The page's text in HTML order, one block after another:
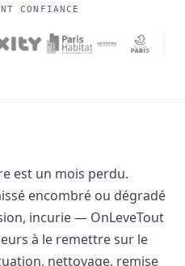
CONFIANCE
est un mois perdu.
encombré ou dégradé
incurie — OnLeveTout
à le remettre sur le
nettoyage, remise